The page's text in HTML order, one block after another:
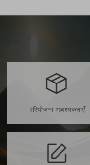
परियोजना आवश्यकताएँ